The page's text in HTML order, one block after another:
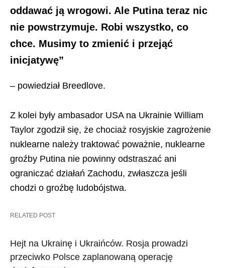
oddawać ją wrogowi. Ale Putina teraz nic
nie powstrzymuje. Robi wszystko, co
chce. Musimy to zmienić i przejąć
inicjatywę”
– powiedział Breedlove.
Z kolei były ambasador USA na Ukrainie William
Taylor zgodził się, że сhociaż rosyjskie zagrożenie
nuklearne należy traktować poważnie, nuklearne
groźby Putina nie powinny odstraszać ani
ograniczać działań Zachodu, zwłaszcza jeśli
chodzi o groźbę ludobójstwa.
RELATED POST
Hejt na Ukrainę i Ukraińców. Rosja prowadzi
przeciwko Polsce zaplanowaną operację